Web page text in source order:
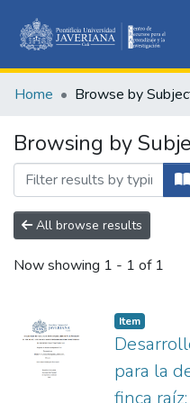
Home Browse by
Browsing by
All browse results
Now showing 1 - 1 of 1
Item
para la
finca